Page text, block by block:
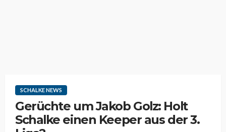
SCHALKE NEWS
Gerüchte um Jakob Golz: Holt
Schalke einen Keeper aus der 3.